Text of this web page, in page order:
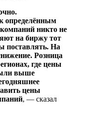
определённым
никто не
на биржу тот
поставлять. На
Розница
где цены
выше
цены
, — сказал